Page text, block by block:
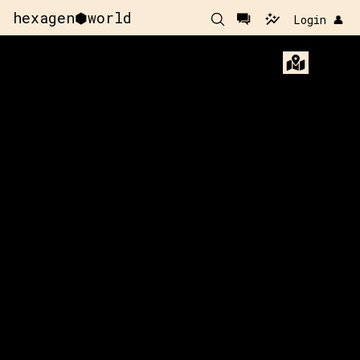
hexagen⬢world Login 👤